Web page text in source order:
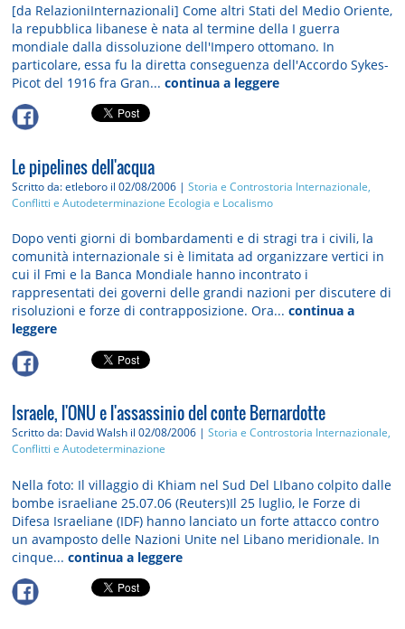
[da RelazioniInternazionali] Come altri Stati del Medio Oriente,
la repubblica libanese è nata al termine della I guerra
mondiale dalla dissoluzione dell'Impero ottomano. In
particolare, essa fu la diretta conseguenza dell'Accordo Sykes-
Picot del 1916 fra Gran...continua a leggere
Le pipelines dell'acqua
Scritto da: etleboro il 02/08/2006 |Storia e Controstoria Internazionale,
Conflitti e Autodeterminazione Ecologia e Localismo
Dopo venti giorni di bombardamenti e di stragi tra i civili, la
comunità internazionale si è limitata ad organizzare vertici in
cui il Fmi e la Banca Mondiale hanno incontrato i
rappresentati dei governi delle grandi nazioni per discutere di
risoluzioni e forze di contrapposizione. Ora...continua a
leggere
Israele, l'ONU e l'assassinio del conte Bernardotte
Scritto da: David Walsh il 02/08/2006 |Storia e Controstoria Internazionale,
Conflitti e Autodeterminazione
Nella foto: Il villaggio di Khiam nel Sud Del LIbano colpito dalle
bombe israeliane 25.07.06 (Reuters)Il 25 luglio, le Forze di
Difesa Israeliane (IDF) hanno lanciato un forte attacco contro
un avamposto delle Nazioni Unite nel Libano meridionale. In
cinque...continua a leggere